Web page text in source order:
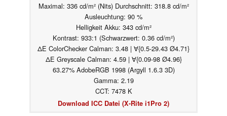
Maximal: 336 cd/m² (Nits) Durchschnitt: 318.8 cd/m²
Ausleuchtung: 90 %
Helligkeit Akku: 343 cd/m²
Kontrast: 933:1 (Schwarzwert: 0.36 cd/m²)
ΔE ColorChecker Calman: 3.48 | ∀{0.5-29.43 Ø4.71}
ΔE Greyscale Calman: 4.59 | ∀{0.09-98 Ø4.96}
63.27% AdobeRGB 1998 (Argyll 1.6.3 3D)
Gamma: 2.19
CCT: 7478 K
Download ICC Datei (X-Rite i1Pro 2)